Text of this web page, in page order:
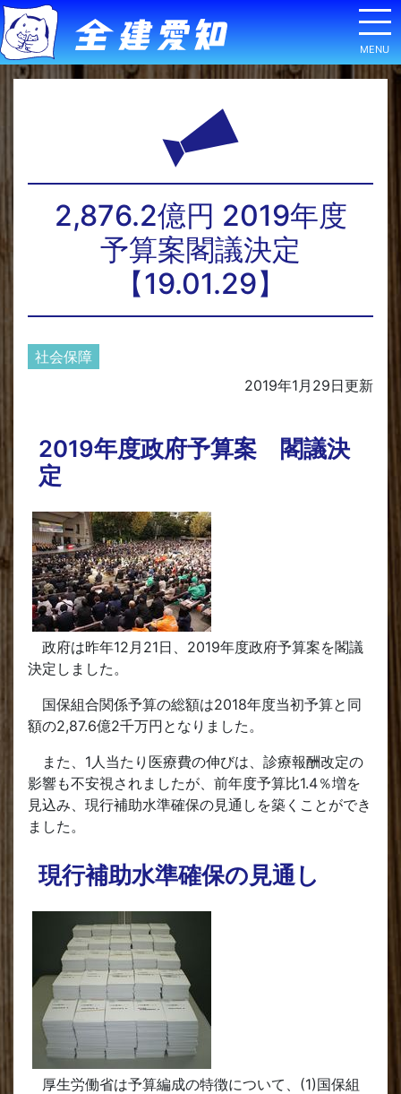
2,876.2億円 2019年度
予算案閣議決定
【19.01.29】
社会保障
2019年1月29日更新
2019年度政府予算案 閣議決
定
政府は昨年12月21日、2019年度政府予算案を閣議
決定しました。
国保組合関係予算の総額は2018年度当初予算と同
額の2,87.6億2千万円となりました。
また、1人当たり医療費の伸びは、診療報酬改定の
影響も不安視されましたが、前年度予算比1.4％増を
見込み、現行補助水準確保の見通しを築くことができ
ました。
現行補助水準確保の見通し
厚生労働省は予算編成の特徴について、(1)国保組